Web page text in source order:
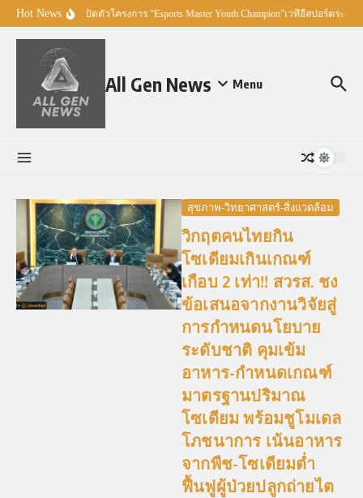
Skip to content
Hot News
CEYDA – Garena เปิดตัวโครงการ “Esports Master Youth Champion”เวทีอีสปอร์ตระ
All Gen News Menu
สุขภาพ-วิทยาศาสตร์-สิ่งแวดล้อม
วิกฤตคนไทยกิน
โซเดียมเกินเกณฑ์
เกือบ 2 เท่า!! สวรส. ชง
ข้อเสนอจากงานวิจัยสู่
การกำหนดนโยบาย
ระดับชาติ คุมเข้ม
อาหาร-กำหนดเกณฑ์
มาตรฐานปริมาณ
โซเดียม พร้อมชูโมเดล
โภชนาการ เน้นอาหาร
จากพืช-โซเดียมต่ำ
ฟื้นฟูผู้ป่วยปลูกถ่ายไต